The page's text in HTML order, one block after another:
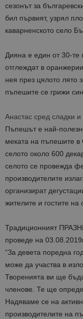
сезонът за
бил първият, узрял
каварненското село
Дияна е един от 30-те
отглеждат в
нея през цялото лято
пъпешите се грижи
Анастас сред сладки
Пъпешът е най-
меката на пъпешите
селото около 600
селото се провежда
производителите
организират
жителите и гостите на
Традиционният
проведе на
“За девета поредна
може да участва в
Творенията ви ще
членове. Те ще
Надяваме се на
производителите на